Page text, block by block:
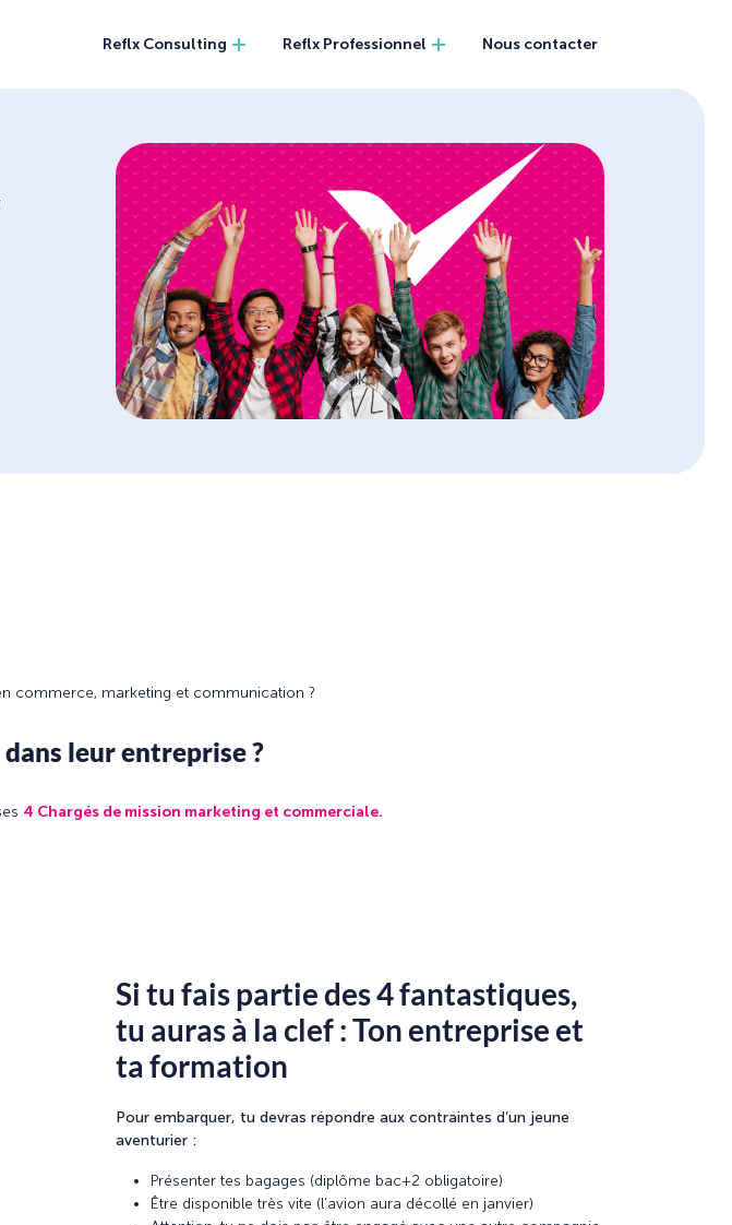
Reflx Consulting Reflx Professionnel Nous contacter
commerce, marketing et communication ?
leur entreprise ?
4 Chargés de mission marketing et commerciale.
Si tu fais partie des 4 fantastiques,
tu auras à la clef : Ton entreprise et
ta formation
Pour embarquer, tu devras répondre aux contraintes d’un jeune
aventurier :
Présenter tes bagages (diplôme bac+2 obligatoire)
Être disponible très vite (l’avion aura décollé en janvier)